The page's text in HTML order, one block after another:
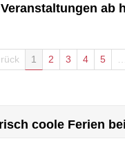
ab
1 2 3 4 5
coole Ferien